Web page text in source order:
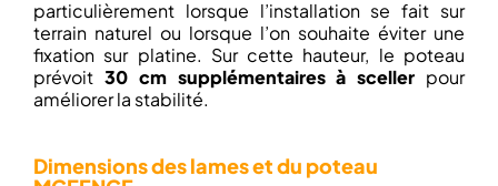
particulièrement lorsque l’installation se fait sur
terrain naturel ou lorsque l’on souhaite éviter une
fixation sur platine. Sur cette hauteur, le poteau
prévoit 30 cm supplémentaires à sceller pour
améliorer la stabilité.
Dimensions des lames et du poteau